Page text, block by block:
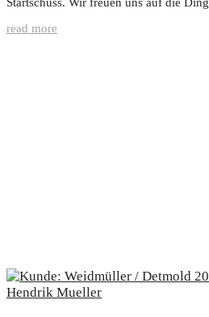
Startschuss. Wir freuen uns auf die
read more